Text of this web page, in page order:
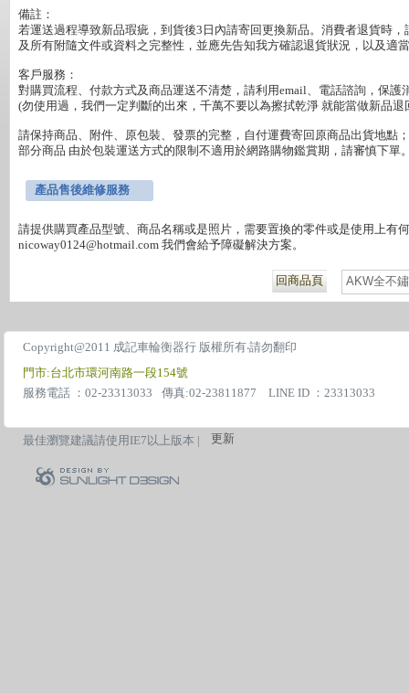
備註：
若運送過程導致新品瑕疵，到貨後3日內請寄回更換新品。消費者退貨時
及所有附隨文件或資料之完整性，並應先告知我方確認退貨狀況，以及適
客戶服務：
對購買流程、付款方式及商品運送不清楚，請利用email、電話諮詢，保護
(勿使用過，我們一定判斷的出來，千萬不要以為擦拭乾淨 就能當做新品退
請保持商品、附件、原包裝、發票的完整，自付運費寄回原商品出貨地點；
部分商品 由於包裝運送方式的限制不適用於網路購物鑑賞期，請審慎下單
產品售後維修服務
請提供購買產品型號、商品名稱或是照片，需要置換的零件或是使用上有
回商品頁 AKW全不
Copyright@2011 成記車輪衡器行 版權所有‧請勿翻印
門市:台北市環河南路一段154號
服務電話 ：02-23313033
傳真:02-23811877 LINE ID ：23313033
最佳瀏覽建議請使用IE7以上版本 | 更新